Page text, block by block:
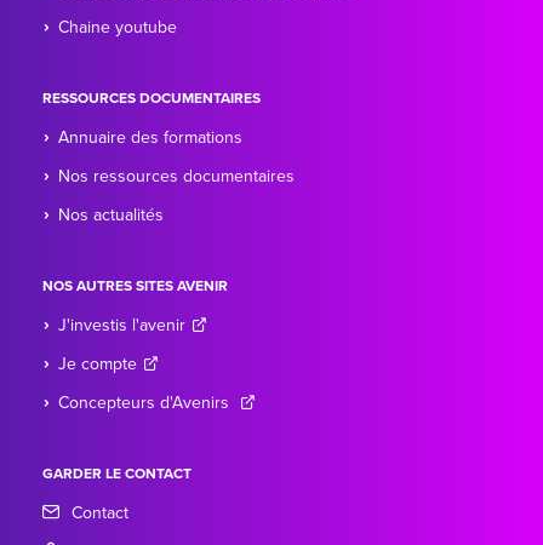
Chaine youtube
RESSOURCES DOCUMENTAIRES
Annuaire des formations
Nos ressources documentaires
Nos actualités
NOS AUTRES SITES AVENIR
J'investis l'avenir
Je compte
Concepteurs d'Avenirs
GARDER LE CONTACT
Contact